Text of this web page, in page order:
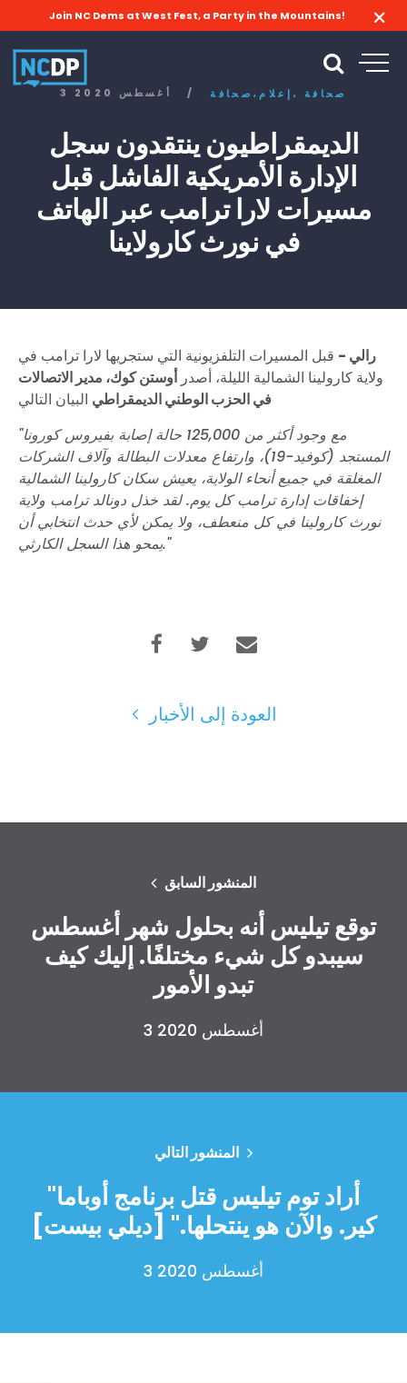
الصفحة الرئيسية
Shop
Take Back the Courts
العمل معنا
حفلتك
Join NC Dems at West Fest, a Party in the Mountains!
3 أغسطس 2020 / صحافة، إعلام، صحافة
الديمقراطيون ينتقدون سجل
الإدارة الأمريكية الفاشل قبل
مسيرات لارا ترامب عبر الهاتف
في نورث كارولاينا
رالي - قبل المسيرات التلفزيونية التي ستجريها لارا ترامب في
ولاية كارولينا الشمالية الليلة، أصدرأوستن كوك، مدير الاتصالات
في الحزب الوطني الديمقراطي البيان التالي
"مع وجود أكثر من 125,000 حالة إصابة بفيروس كورونا
المستجد (كوفيد-19)، وارتفاع معدلات البطالة وآلاف الشركات
المغلقة في جميع أنحاء الولاية، يعيش سكان كارولينا الشمالية
إخفاقات إدارة ترامب كل يوم. لقد خذل دونالد ترامب ولاية
نورث كارولينا في كل منعطف، ولا يمكن لأي حدث انتخابي أن
يمحو هذا السجل الكارثي."
العودة إلى الأخبار
المنشور السابق
توقع تيليس أنه بحلول شهر أغسطس
سيبدو كل شيء مختلفًا. إليك كيف
تبدو الأمور
3 أغسطس 2020
المنشور التالي
"أراد توم تيليس قتل برنامج أوباما
كير. والآن هو ينتحلها." [ديلي بيست]
3 أغسطس 2020